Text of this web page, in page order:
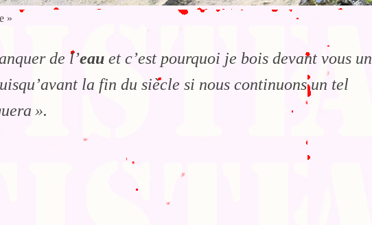
»
de l’eau et c’est pourquoi je bois devant vous un
la fin du siècle si nous continuons un tel
».